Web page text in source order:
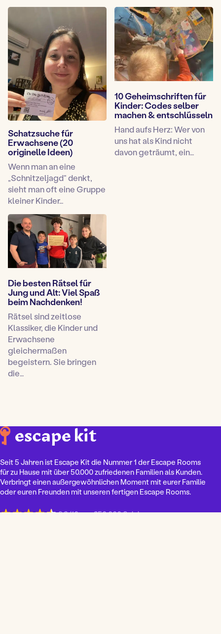
Schatzsuche für
Erwachsene (20
originelle Ideen)
Wenn man an eine
„Schnitzeljagd“ denkt,
sieht man oft eine Gruppe
kleiner Kinder…
10 Geheimschriften für
Kinder: Codes selber
machen & entschlüsseln
Hand aufs Herz: Wer von
uns hat als Kind nicht
davon geträumt, ein…
Die besten Rätsel für
Jung und Alt: Viel Spaß
beim Nachdenken!
Rätsel sind zeitlose
Klassiker, die Kinder und
Erwachsene
gleichermaßen
begeistern. Sie bringen
die…
Seit 5 Jahren ist Escape Kit die Nummer 1 der Escape Rooms
für zu Hause mit über 50.000 zufriedenen Familien als Kunden.
Verbringt einen außergewöhnlichen Moment mit eurer Familie
oder euren Freunden mit unseren fertigen Escape Rooms.
9,3/10 von 250 000 Spieler